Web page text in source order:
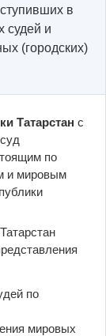
в
судей и
(городских)
Татарстан с
по
и мировым
по
мировых